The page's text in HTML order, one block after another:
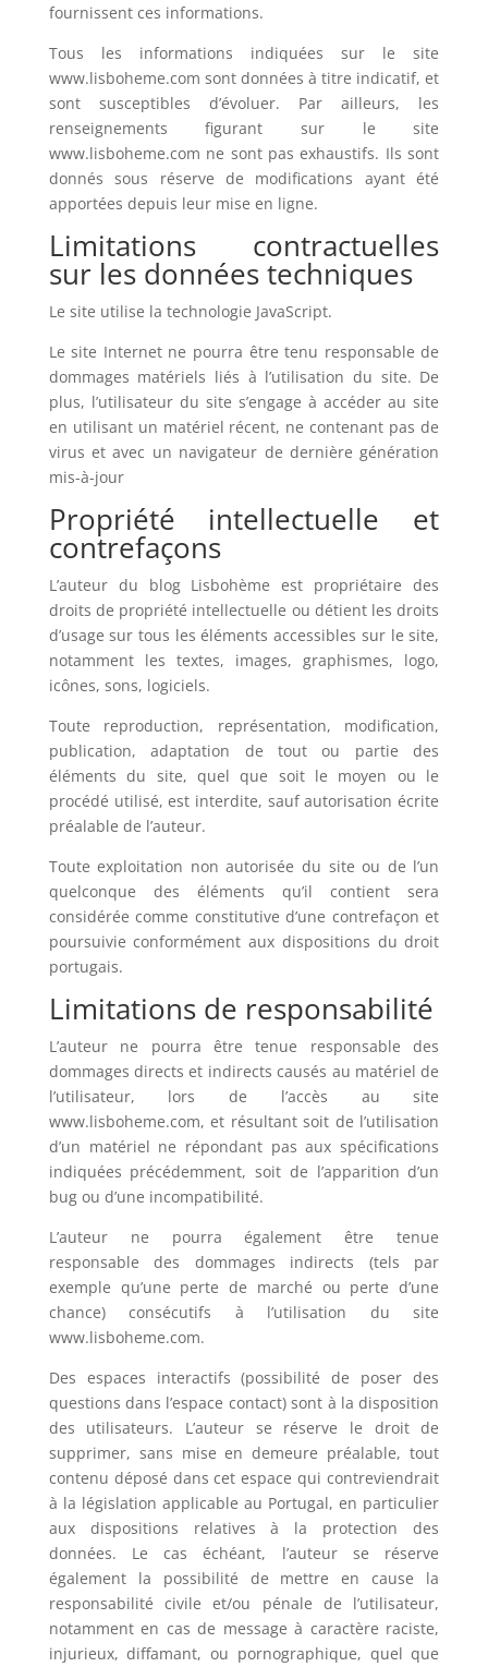
fournissent ces informations.
Tous les informations indiquées sur le site
www.lisboheme.com sont données à titre indicatif, et
sont susceptibles d’évoluer. Par ailleurs, les
renseignements figurant sur le site
www.lisboheme.com ne sont pas exhaustifs. Ils sont
donnés sous réserve de modifications ayant été
apportées depuis leur mise en ligne.
Limitations contractuelles
sur les données techniques
Le site utilise la technologie JavaScript.
Le site Internet ne pourra être tenu responsable de
dommages matériels liés à l’utilisation du site. De
plus, l’utilisateur du site s’engage à accéder au site
en utilisant un matériel récent, ne contenant pas de
virus et avec un navigateur de dernière génération
mis-à-jour
Propriété intellectuelle et
contrefaçons
L’auteur du blog Lisbohème est propriétaire des
droits de propriété intellectuelle ou détient les droits
d’usage sur tous les éléments accessibles sur le site,
notamment les textes, images, graphismes, logo,
icônes, sons, logiciels.
Toute reproduction, représentation, modification,
publication, adaptation de tout ou partie des
éléments du site, quel que soit le moyen ou le
procédé utilisé, est interdite, sauf autorisation écrite
préalable de l’auteur.
Toute exploitation non autorisée du site ou de l’un
quelconque des éléments qu’il contient sera
considérée comme constitutive d’une contrefaçon et
poursuivie conformément aux dispositions du droit
portugais.
Limitations de responsabilité
L’auteur ne pourra être tenue responsable des
dommages directs et indirects causés au matériel de
l’utilisateur, lors de l’accès au site
www.lisboheme.com, et résultant soit de l’utilisation
d’un matériel ne répondant pas aux spécifications
indiquées précédemment, soit de l’apparition d’un
bug ou d’une incompatibilité.
L’auteur ne pourra également être tenue
responsable des dommages indirects (tels par
exemple qu’une perte de marché ou perte d’une
chance) consécutifs à l’utilisation du site
www.lisboheme.com.
Des espaces interactifs (possibilité de poser des
questions dans l’espace contact) sont à la disposition
des utilisateurs. L’auteur se réserve le droit de
supprimer, sans mise en demeure préalable, tout
contenu déposé dans cet espace qui contreviendrait
à la législation applicable au Portugal, en particulier
aux dispositions relatives à la protection des
données. Le cas échéant, l’auteur se réserve
également la possibilité de mettre en cause la
responsabilité civile et/ou pénale de l’utilisateur,
notamment en cas de message à caractère raciste,
injurieux, diffamant, ou pornographique, quel que